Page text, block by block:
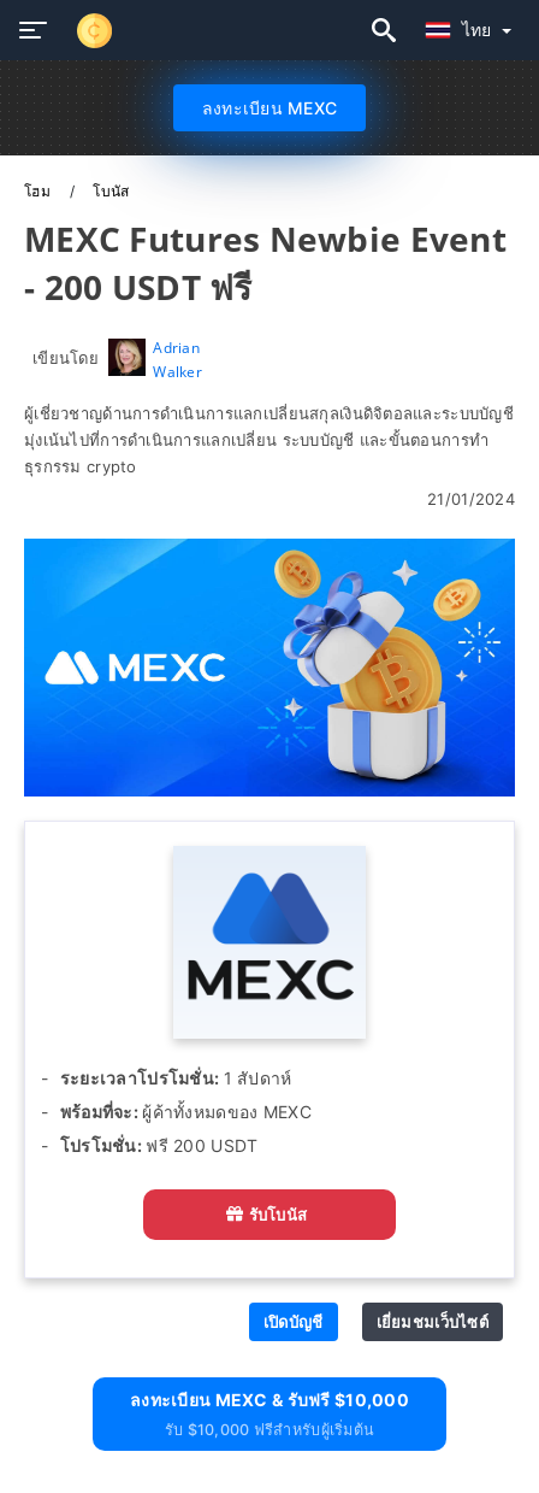
ไทย
ลงทะเบียน MEXC
โฮม โบนัส
MEXC Futures Newbie Event
- 200 USDT ฟรี
เขียนโดย
Adrian
Walker
ผู้เชี่ยวชาญด้านการดำเนินการแลกเปลี่ยนสกุลเงินดิจิตอลและระบบบัญชี
มุ่งเน้นไปที่การดำเนินการแลกเปลี่ยน ระบบบัญชี และขั้นตอนการทำ
ธุรกรรม crypto
21/01/2024
ระยะเวลาโปรโมชั่น: 1 สัปดาห์
พร้อมที่จะ: ผู้ค้าทั้งหมดของ MEXC
โปรโมชั่น: ฟรี 200 USDT
รับโบนัส
เปิดบัญชี เยี่ยมชมเว็บไซต์
ลงทะเบียน MEXC & รับฟรี $10,000
รับ $10,000 ฟรีสำหรับผู้เริ่มต้น